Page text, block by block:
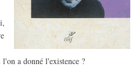
a donné l'existence ?